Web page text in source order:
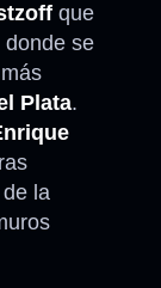
que
donde se
Plata.
la